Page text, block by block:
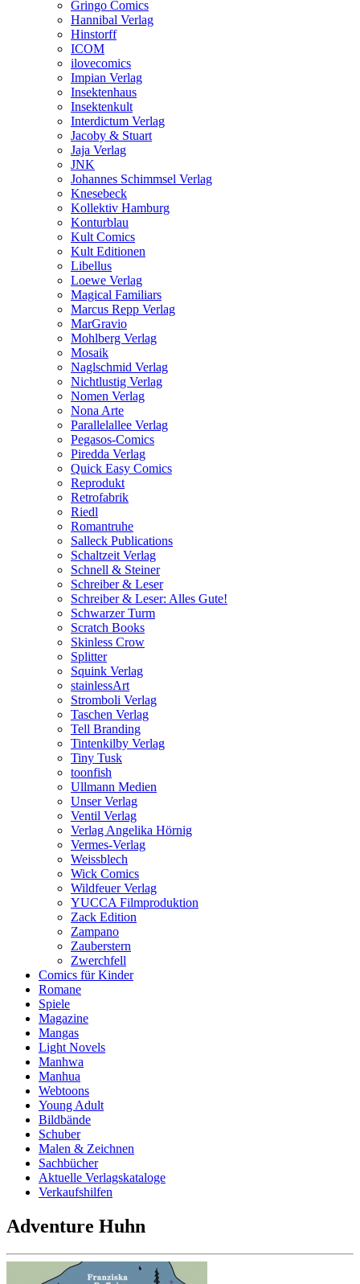
Gringo Comics
Hannibal Verlag
Hinstorff
ICOM
ilovecomics
Impian Verlag
Insektenhaus
Insektenkult
Interdictum Verlag
Jacoby & Stuart
Jaja Verlag
JNK
Johannes Schimmsel Verlag
Knesebeck
Kollektiv Hamburg
Konturblau
Kult Comics
Kult Editionen
Libellus
Loewe Verlag
Magical Familiars
Marcus Repp Verlag
MarGravio
Mohlberg Verlag
Mosaik
Naglschmid Verlag
Nichtlustig Verlag
Nomen Verlag
Nona Arte
Parallelallee Verlag
Pegasos-Comics
Piredda Verlag
Quick Easy Comics
Reprodukt
Retrofabrik
Riedl
Romantruhe
Salleck Publications
Schaltzeit Verlag
Schnell & Steiner
Schreiber & Leser
Schreiber & Leser: Alles Gute!
Schwarzer Turm
Scratch Books
Skinless Crow
Splitter
Squink Verlag
stainlessArt
Stromboli Verlag
Taschen Verlag
Tell Branding
Tintenkilby Verlag
Tiny Tusk
toonfish
Ullmann Medien
Unser Verlag
Ventil Verlag
Verlag Angelika Hörnig
Vermes-Verlag
Weissblech
Wick Comics
Wildfeuer Verlag
YUCCA Filmproduktion
Zack Edition
Zampano
Zauberstern
Zwerchfell
Comics für Kinder
Romane
Spiele
Magazine
Mangas
Light Novels
Manhwa
Manhua
Webtoons
Young Adult
Bildbände
Schuber
Malen & Zeichnen
Sachbücher
Aktuelle Verlagskataloge
Verkaufshilfen
Adventure Huhn